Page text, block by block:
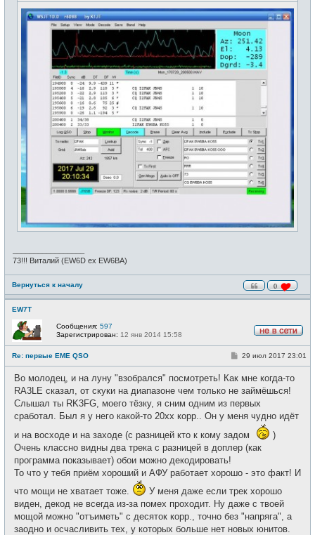
0
73!!! Виталий (EW6D ex EW6BA)
Вернуться к началу
EW7T
е
в
с
Сообщения: 597
Зарегистрирован: 12 янв 2014 15:58
Re: первые EME QSO
С
б
щ
н
и
29 июл 2017 23:01
Во молодец, и на луну "взобрался" посмотреть! Как мне когда-то
RA3LE сказал, от скуки на диапазоне чем только не займёшься!
Слышал ты RK3FG, моего тёзку, я сним одним из первых
сработал. Был я у него какой-то 20хх корр.. Он у меня чудно идёт
и на восходе и на заходе (с разницей кто к кому задом
)
Очень классно видны два трека с разницей в доплер (как
программа показывает) обои можно декодировать!
То что у тебя приём хороший и АФУ работает хорошо - это факт! И
что мощи не хватает тоже.
У меня даже если трек хорошо
виден, декод не всегда из-за помех проходит. Ну даже с твоей
мощой можно "отъиметь" с десяток корр., точно без "напряга", а
заодно и осчасливить тех, у которых больше нет новых юнитов.